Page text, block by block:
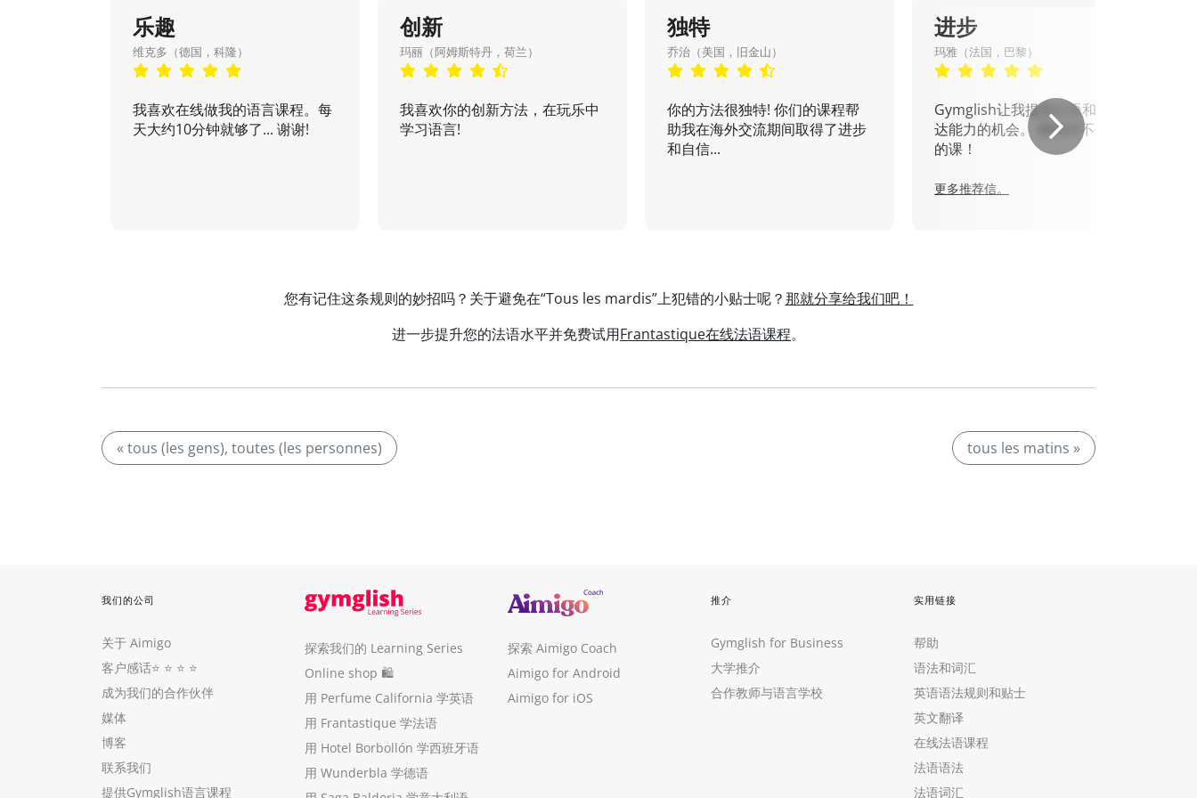
乐趣
维克多（德国，科隆）
我喜欢在线做我的语言课程。每
天大约10分钟就够了... 谢谢!
创新
玛丽（阿姆斯特丹，荷兰）
我喜欢你的创新方法，在玩乐中
学习语言!
独特
乔治（美国，旧金山）
你的方法很独特! 你们的课程帮
助我在海外交流期间取得了进步
和自信...
进步
玛雅（法国，巴黎）
Gymglish让我提高口语和书面表
达能力的机会。 我绝对不会错过
的课！
更多推荐信。
您有记住这条规则的妙招吗？关于避免在“Tous les mardis”上犯错的小贴士呢？那就分享给我们吧！
进一步提升您的法语水平并免费试用Frantastique在线法语课程。
« tous (les gens), toutes (les personnes) tous les matins »
我们的公司
关于 Aimigo
客户感话⭐️ ⭐️ ⭐️ ⭐️
成为我们的合作伙伴
媒体
博客
联系我们
提供Gymglish语言课程
探索我们的 Learning Series
Online shop 🛍
用 Perfume California 学英语
用 Frantastique 学法语
用 Hotel Borbollón 学西班牙语
用 Wunderbla 学德语
探索 Aimigo Coach
Aimigo for Android
Aimigo for iOS
推介
Gymglish for Business
大学推介
合作教师与语言学校
实用链接
帮助
语法和词汇
英语语法规则和贴士
英文翻译
在线法语课程
法语语法
法语词汇